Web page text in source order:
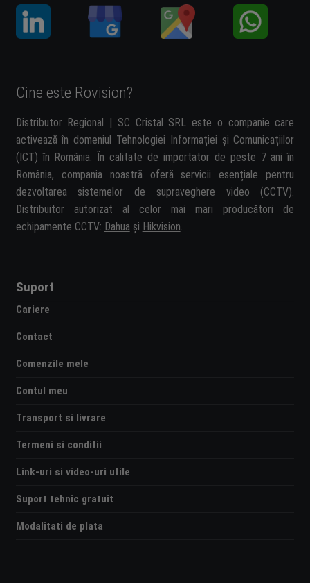
Cine este Rovision?
Distributor Regional | SC Cristal SRL este o companie care
activează în domeniul Tehnologiei Informației și Comunicațiilor
(ICT) în România. În calitate de importator de peste 7 ani în
România, compania noastră oferă servicii esențiale pentru
dezvoltarea sistemelor de supraveghere video (CCTV).
Distribuitor autorizat al celor mai mari producători de
echipamente CCTV: Dahua și Hikvision.
Suport
Cariere
Contact
Comenzile mele
Contul meu
Transport si livrare
Termeni si conditii
Link-uri si video-uri utile
Suport tehnic gratuit
Modalitati de plata